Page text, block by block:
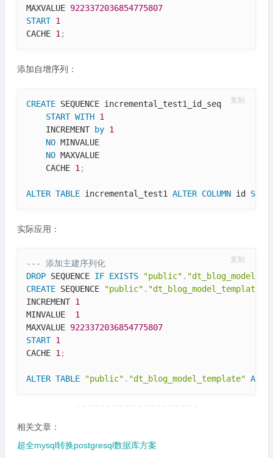
MAXVALUE 9223372036854775807
START 1
CACHE 1;
添加自增序列：
CREATE SEQUENCE incremental_test1_id_seq
START WITH 1
    INCREMENT
by 1
NO MINVALUE
NO MAXVALUE
    CACHE
1 ;
ALTER TABLE incremental_test1 ALTER COLUMN id SET
复制
实际应用：
--- 添加主建序列化
DROP SEQUENCE IF EXISTS "public" .
CREATE SEQUENCE "public" .
INCREMENT 1
MINVALUE 1
MAXVALUE 9223372036854775807
START 1
CACHE 1;
ALTER TABLE "public" . "dt_blog_model_template"
复制
相关文章：
超全mysql转换postgresql数据库方案